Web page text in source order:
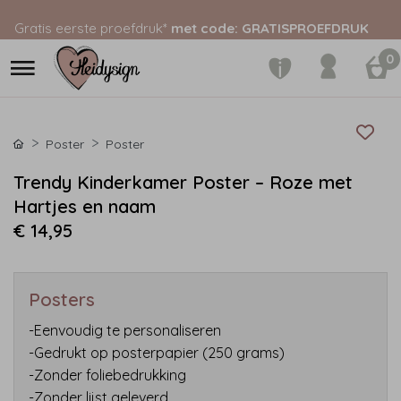
Gratis eerste proefdruk* met code: GRATISPROEFDRUK
0
Poster Poster
Trendy Kinderkamer Poster – Roze met
Hartjes en naam
€ 14,95
Posters
-Eenvoudig te personaliseren
-Gedrukt op posterpapier (250 grams)
-Zonder foliebedrukking
-Zonder lijst geleverd